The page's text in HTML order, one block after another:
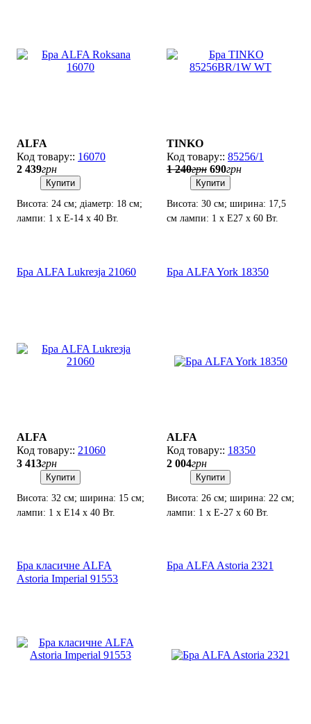
ALFA
16070
2 439грн
Купити
Висота: 24 см; діаметр: 18 см;
лампи: 1 х Е-14 х 40 Вт.
TINKO
85256/1
1 240грн 690грн
Купити
Висота: 30 см; ширина: 17,5
см лампи: 1 х Е27 х 60 Вт.
Бра ALFA Lukreзja 21060
ALFA
21060
3 413грн
Купити
Висота: 32 см; ширина: 15 см;
лампи: 1 х Е14 х 40 Вт.
Бра ALFA York 18350
ALFA
18350
2 004грн
Купити
Висота: 26 см; ширина: 22 см;
лампи: 1 х Е-27 х 60 Вт.
Бра класичне ALFA
Astoria Imperial 91553
Бра ALFA Astoria 2321